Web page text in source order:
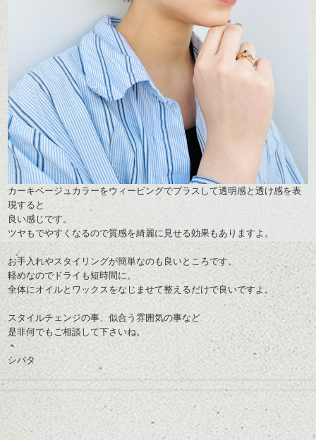
カーキベージュカラーをウィービングでプラスして透明感と透け感を表
現すると
良い感じです。
ツヤもでやすくなるので質感を綺麗に見せる効果もありますよ。
お手入れやスタイリングが簡単なのも良いところです。
軽めなのでドライも短時間に。
全体にオイルとワックスをなじませて整えるだけで良いですよ。
スタイルチェンジの事、似合う雰囲気の事など
是非何でもご相談して下さいね。
シバタ